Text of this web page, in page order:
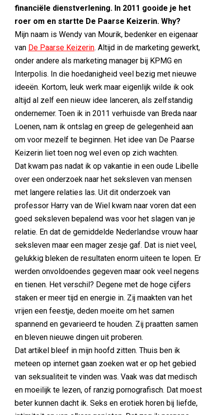
financiële dienstverlening. In 2011 gooide je het
roer om en startte De Paarse Keizerin. Why?
Mijn naam is Wendy van Mourik, bedenker en eigenaar
van De Paarse Keizerin. Altijd in de marketing gewerkt,
onder andere als marketing manager bij KPMG en
Interpolis. In die hoedanigheid veel bezig met nieuwe
ideeën. Kortom, leuk werk maar eigenlijk wilde ik ook
altijd al zelf een nieuw idee lanceren, als zelfstandig
ondernemer. Toen ik in 2011 verhuisde van Breda naar
Loenen, nam ik ontslag en greep de gelegenheid aan
om voor mezelf te beginnen. Het idee van De Paarse
Keizerin liet toen nog wel even op zich wachten.
Dat kwam pas nadat ik op vakantie in een oude Libelle
over een onderzoek naar het seksleven van mensen
met langere relaties las. Uit dit onderzoek van
professor Harry van de Wiel kwam naar voren dat een
goed seksleven bepalend was voor het slagen van je
relatie. En dat de gemiddelde Nederlandse vrouw haar
seksleven maar een mager zesje gaf. Dat is niet veel,
gelukkig bleken de resultaten enorm uiteen te lopen. Er
werden onvoldoendes gegeven maar ook veel negens
en tienen. Het verschil? Degene met de hoge cijfers
staken er meer tijd en energie in. Zij maakten van het
vrijen een feestje, deden moeite om het samen
spannend en gevarieerd te houden. Zij praatten samen
en bleven nieuwe dingen uit proberen.
Dat artikel bleef in mijn hoofd zitten. Thuis ben ik
meteen op internet gaan zoeken wat er op het gebied
van seksualiteit te vinden was. Vaak was dat medisch
en moeilijk te lezen, of ranzig pornografisch. Dat moest
beter kunnen dacht ik. Seks en erotiek horen bij liefde,